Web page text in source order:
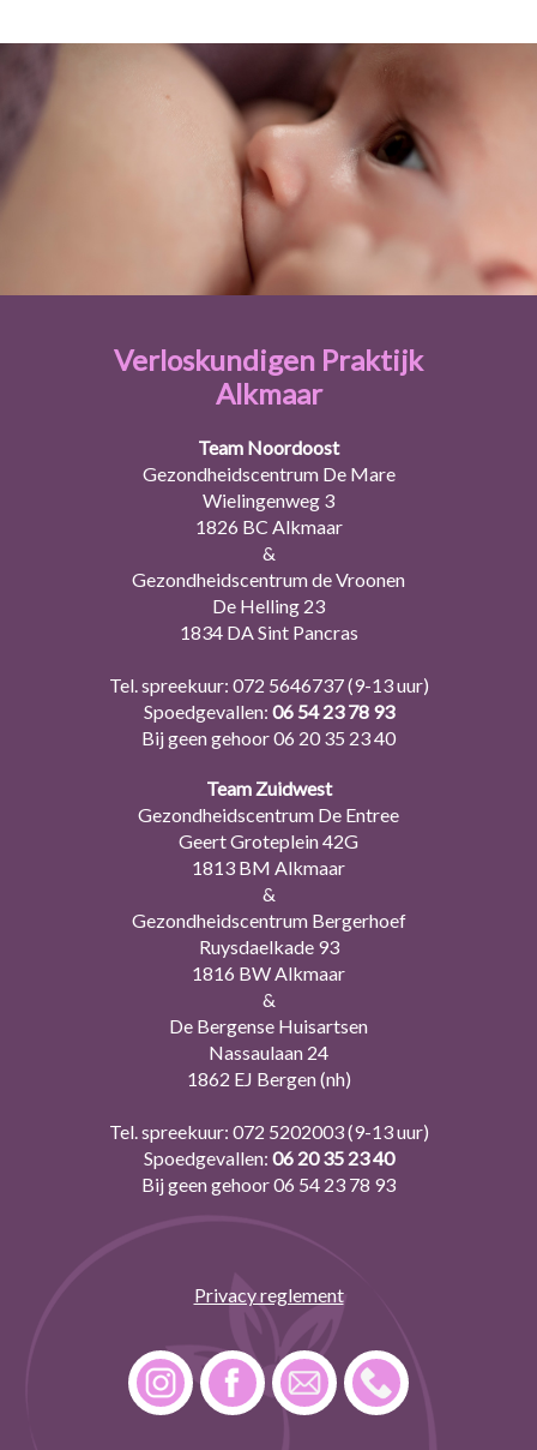
Verloskundigen Praktijk
Alkmaar
Team Noordoost
Gezondheidscentrum De Mare
Wielingenweg 3
1826 BC Alkmaar
&
Gezondheidscentrum de Vroonen
De Helling 23
1834 DA Sint Pancras
Tel. spreekuur: 072 5646737(9-13 uur)
Spoedgevallen: 06 54 23 78 93
Bij geen gehoor06 20 35 23 40
Team Zuidwest
Gezondheidscentrum De Entree
Geert Groteplein 42G
1813 BM Alkmaar
&
Gezondheidscentrum Bergerhoef
Ruysdaelkade 93
1816 BW Alkmaar
&
De Bergense Huisartsen
Nassaulaan 24
1862 EJ Bergen (nh)
Tel. spreekuur: 072 5202003(9-13 uur)
Spoedgevallen: 06 20 35 23 40
Bij geen gehoor06 54 23 78 93
Privacy reglement